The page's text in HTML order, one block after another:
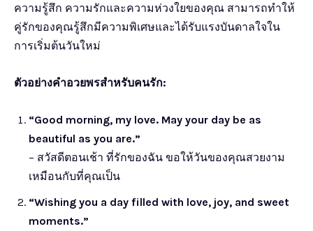
ความรู้สึก ความรักและความห่วงใยของคุณ สามารถทำให้
คู่รักของคุณรู้สึกมีความพิเศษและได้รับแรงบันดาลใจใน
การเริ่มต้นวันใหม่
ตัวอย่างคำอวยพรสำหรับคนรัก:
“Good morning, my love. May your day be as
beautiful as you are.”
– สวัสดีตอนเช้า ที่รักของฉัน ขอให้วันของคุณสวยงาม
เหมือนกับที่คุณเป็น
“Wishing you a day filled with love, joy, and sweet
moments.”